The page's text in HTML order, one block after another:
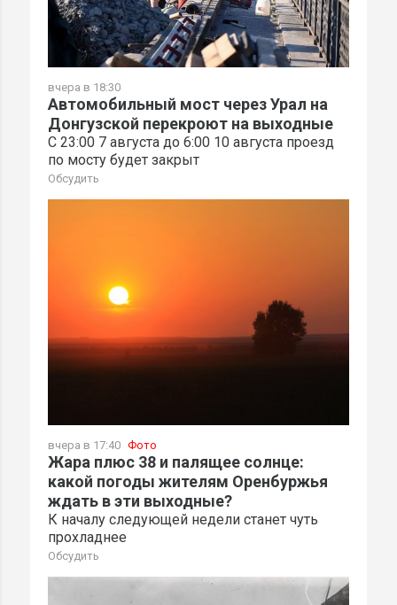
вчера в 18:30
Автомобильный мост через Урал на
Донгузской перекроют на выходные
С 23:00 7 августа до 6:00 10 августа проезд
по мосту будет закрыт
Обсудить
вчера в 17:40 Фото
Жара плюс 38 и палящее солнце:
какой погоды жителям Оренбуржья
ждать в эти выходные?
К началу следующей недели станет чуть
прохладнее
Обсудить